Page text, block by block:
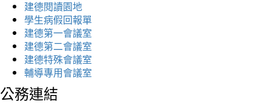
建德閱讀園地
學生病假回報單
建德第一會議室
建德第二會議室
建德特殊會議室
輔導專用會議室
公務連結